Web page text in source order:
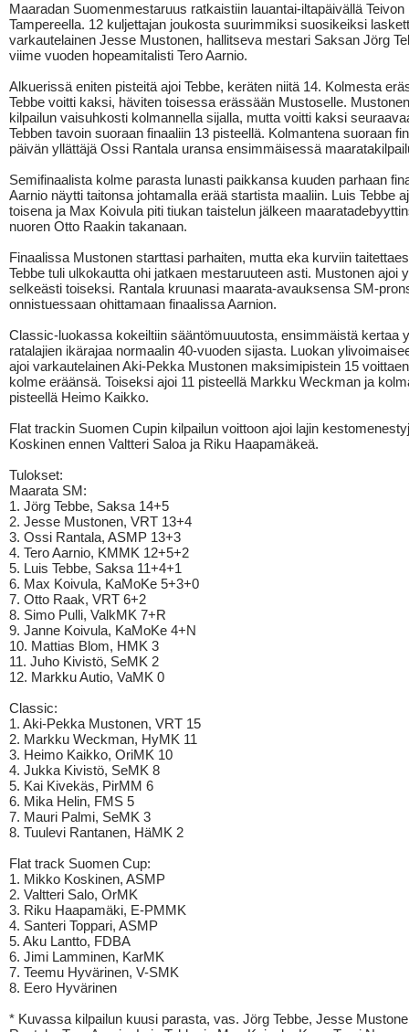
Maaradan Suomenmestaruus ratkaistiin lauantai-iltapäivällä Teivon
Tampereella. 12 kuljettajan joukosta suurimmiksi suosikeiksi
varkautelainen Jesse Mustonen, hallitseva mestari Saksan Jörg
viime vuoden hopeamitalisti Tero Aarnio.
Alkuerissä eniten pisteitä ajoi Tebbe, keräten niitä 14. Kolmesta
Tebbe voitti kaksi, häviten toisessa erässään Mustoselle.
kilpailun vaisuhkosti kolmannella sijalla, mutta voitti kaksi
Tebben tavoin suoraan finaaliin 13 pisteellä. Kolmantena suoraan
päivän yllättäjä Ossi Rantala uransa ensimmäisessä
Semifinaalista kolme parasta lunasti paikkansa kuuden parhaan
Aarnio näytti taitonsa johtamalla erää startista maaliin. Luis Tebbe
toisena ja Max Koivula piti tiukan taistelun jälkeen
nuoren Otto Raakin takanaan.
Finaalissa Mustonen starttasi parhaiten, mutta eka kurviin
Tebbe tuli ulkokautta ohi jatkaen mestaruuteen asti. Mustonen ajoi
selkeästi toiseksi. Rantala kruunasi maarata-avauksensa SM-
onnistuessaan ohittamaan finaalissa Aarnion.
Classic-luokassa kokeiltiin sääntömuuutosta, ensimmäistä kertaa
ratalajien ikärajaa normaalin 40-vuoden sijasta. Luokan
ajoi varkautelainen Aki-Pekka Mustonen maksimipistein 15
kolme eräänsä. Toiseksi ajoi 11 pisteellä Markku Weckman ja
pisteellä Heimo Kaikko.
Flat trackin Suomen Cupin kilpailun voittoon ajoi lajin
Koskinen ennen Valtteri Saloa ja Riku Haapamäkeä.
Tulokset:
Maarata SM:
1. Jörg Tebbe, Saksa 14+5
2. Jesse Mustonen, VRT 13+4
3. Ossi Rantala, ASMP 13+3
4. Tero Aarnio, KMMK 12+5+2
5. Luis Tebbe, Saksa 11+4+1
6. Max Koivula, KaMoKe 5+3+0
7. Otto Raak, VRT 6+2
8. Simo Pulli, ValkMK 7+R
9. Janne Koivula, KaMoKe 4+N
10. Mattias Blom, HMK 3
11. Juho Kivistö, SeMK 2
12. Markku Autio, VaMK 0
Classic:
1. Aki-Pekka Mustonen, VRT 15
2. Markku Weckman, HyMK 11
3. Heimo Kaikko, OriMK 10
4. Jukka Kivistö, SeMK 8
5. Kai Kivekäs, PirMM 6
6. Mika Helin, FMS 5
7. Mauri Palmi, SeMK 3
8. Tuulevi Rantanen, HäMK 2
Flat track Suomen Cup:
1. Mikko Koskinen, ASMP
2. Valtteri Salo, OrMK
3. Riku Haapamäki, E-PMMK
4. Santeri Toppari, ASMP
5. Aku Lantto, FDBA
6. Jimi Lamminen, KarMK
7. Teemu Hyvärinen, V-SMK
8. Eero Hyvärinen
* Kuvassa kilpailun kuusi parasta, vas. Jörg Tebbe, Jesse